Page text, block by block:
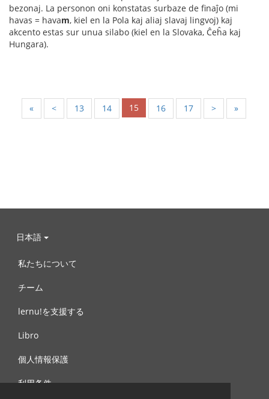
bezonaj. La personon oni konstatas surbaze de finaĵo (mi
havas = havam, kiel en la Pola kaj aliaj slavaj lingvoj) kaj
akcento estas sur unua silabo (kiel en la Slovaka, Ĉeĥa kaj
Hungara).
« < 13 14 15 16 17 > »
日本語
私たちについて
チーム
lernu!を支援する
Libro
個人情報保護
利用条件